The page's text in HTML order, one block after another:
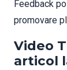
Feedback
promovare
Video
articol